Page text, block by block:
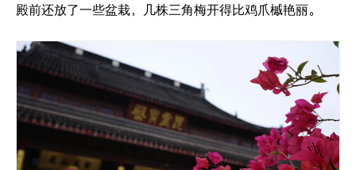
殿前还放了一些盆栽，几株三角梅开得比鸡爪槭艳丽。